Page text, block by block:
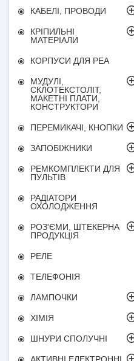
КАБЕЛІ, ПРОВОДИ
КРІПИЛЬНІ
МАТЕРІАЛИ
КОРПУСИ ДЛЯ РЕА
МУДУЛІ,
СКЛОТЕКСТОЛІТ,
МАКЕТНІ ПЛАТИ,
КОНСТРУКТОРИ
ПЕРЕМИКАЧІ, КНОПКИ
ЗАПОБІЖНИКИ
РЕМКОМПЛЕКТИ ДЛЯ
ПУЛЬТІВ
РАДІАТОРИ
ОХОЛОДЖЕННЯ
РОЗ'ЄМИ, ШТЕКЕРНА
ПРОДУКЦІЯ
РЕЛЕ
ТЕЛЕФОНІЯ
ЛАМПОЧКИ
ХІМІЯ
ШНУРИ СПОЛУЧНІ